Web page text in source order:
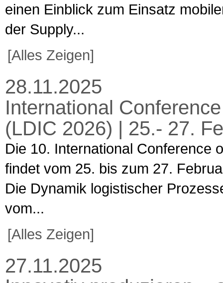
einen Einblick zum Einsatz
der Supply...
[Alles Zeigen]
28.11.2025
International
(LDIC 2026) | 25.- 27.
Die 10. International Conference
findet vom 25. bis zum 27.
Die Dynamik logistischer
vom...
[Alles Zeigen]
27.11.2025